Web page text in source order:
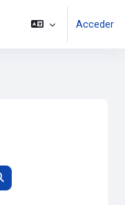
Acceder
cursos